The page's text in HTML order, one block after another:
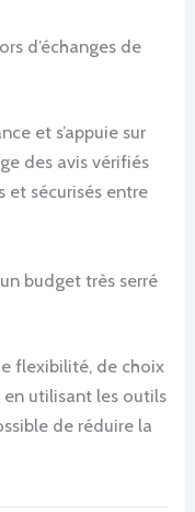
d’échanges de
et s’appuie sur
des avis vérifiés
et sécurisés entre
budget très serré
flexibilité, de choix
utilisant les outils
de réduire la